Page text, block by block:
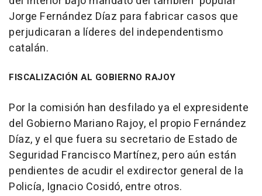
Jorge Fernández Díaz para fabricar casos que
perjudicaran a líderes del independentismo
catalán.
FISCALIZACIÓN AL GOBIERNO RAJOY
Por la comisión han desfilado ya el expresidente
del Gobierno Mariano Rajoy, el propio Fernández
Díaz, y el que fuera su secretario de Estado de
Seguridad Francisco Martínez, pero aún están
pendientes de acudir el exdirector general de la
Policía, Ignacio Cosidó, entre otros.